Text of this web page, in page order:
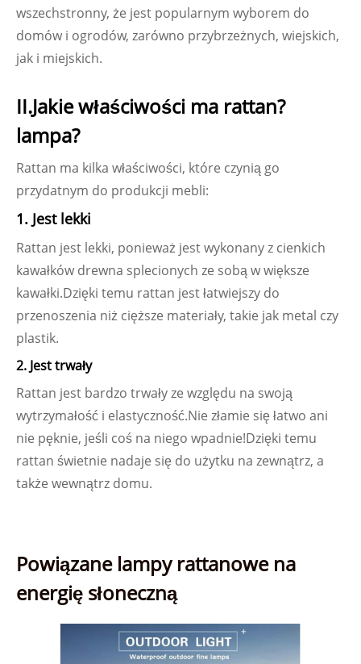
wszechstronny, że jest popularnym wyborem do
domów i ogrodów, zarówno przybrzeżnych, wiejskich,
jak i miejskich.
II.Jakie właściwości ma rattan?
lampa?
Rattan ma kilka właściwości, które czynią go
przydatnym do produkcji mebli:
1. Jest lekki
Rattan jest lekki, ponieważ jest wykonany z cienkich
kawałków drewna splecionych ze sobą w większe
kawałki.Dzięki temu rattan jest łatwiejszy do
przenoszenia niż cięższe materiały, takie jak metal czy
plastik.
2. Jest trwały
Rattan jest bardzo trwały ze względu na swoją
wytrzymałość i elastyczność.Nie złamie się łatwo ani
nie pęknie, jeśli coś na niego wpadnie!Dzięki temu
rattan świetnie nadaje się do użytku na zewnątrz, a
także wewnątrz domu.
Powiązane lampy rattanowe na
energię słoneczną